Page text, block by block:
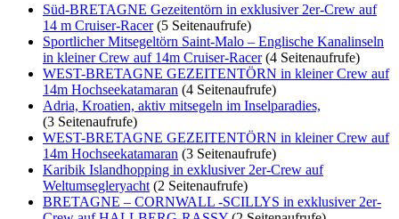
Süd-BRETAGNE Gezeitentörn in exklusiver 2er-Crew auf
14 m Cruiser-Racer(5 Seitenaufrufe)
Sportlicher Mitsegeltörn Saint-Malo – Englische Kanalinseln
in kleiner Crew auf 14m Cruiser-Racer(4 Seitenaufrufe)
WEST-BRETAGNE GEZEITENTÖRN in kleiner Crew auf
14m Hochseekatamaran (4 Seitenaufrufe)
Adria, Kroatien, aktiv mitsegeln im Inselparadies,
(3 Seitenaufrufe)
WEST-BRETAGNE GEZEITENTÖRN in kleiner Crew auf
14m Hochseekatamaran (3 Seitenaufrufe)
Karibik Islandhopping in exklusiver 2er-Crew auf
Weltumsegleryacht (2 Seitenaufrufe)
BRETAGNE – CORNWALL -SCILLYS in exklusiver 2er-